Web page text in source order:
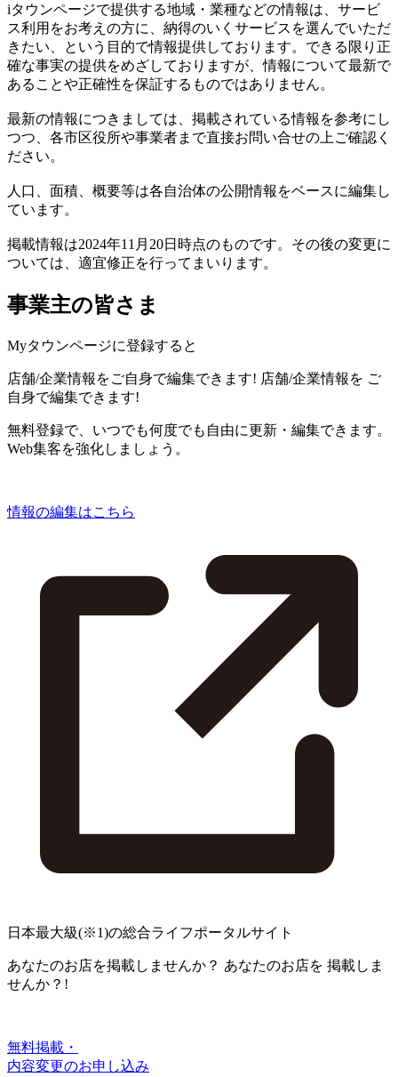
iタウンページで提供する地域・業種などの情報は、サービ
ス利用をお考えの方に、納得のいくサービスを選んでいただ
きたい、という目的で情報提供しております。できる限り正
確な事実の提供をめざしておりますが、情報について最新で
あることや正確性を保証するものではありません。
最新の情報につきましては、掲載されている情報を参考にし
つつ、各市区役所や事業者まで直接お問い合せの上ご確認く
ださい。
人口、面積、概要等は各自治体の公開情報をベースに編集し
ています。
掲載情報は2024年11月20日時点のものです。その後の変更に
ついては、適宜修正を行ってまいります。
事業主の皆さま
Myタウンページに登録すると
店舗/企業情報をご自身で編集できます! 店舗/企業情報を ご
自身で編集できます!
無料登録で、いつでも何度でも自由に更新・編集できます。
Web集客を強化しましょう。
情報の編集はこちら
日本最大級(※1)の総合ライフポータルサイト
あなたのお店を掲載しませんか？ あなたのお店を 掲載しま
せんか？!
無料掲載・
内容変更のお申し込み